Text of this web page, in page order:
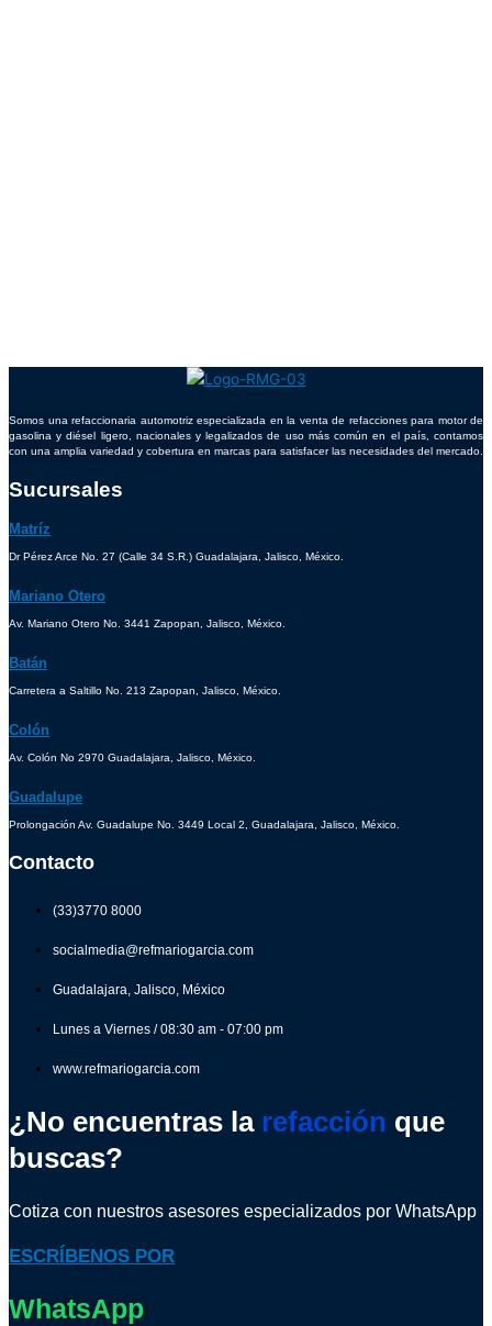
Somos una refaccionaria automotriz especializada en la venta de refacciones para motor de
gasolina y diésel ligero, nacionales y legalizados de uso más común en el país, contamos
con una amplia variedad y cobertura en marcas para satisfacer las necesidades del mercado.
Sucursales
Matríz
Dr Pérez Arce No. 27 (Calle 34 S.R.) Guadalajara, Jalisco, México.
Mariano Otero
Av. Mariano Otero No. 3441 Zapopan, Jalisco, México.
Batán
Carretera a Saltillo No. 213 Zapopan, Jalisco, México.
Colón
Av. Colón No 2970 Guadalajara, Jalisco, México.
Guadalupe
Prolongación Av. Guadalupe No. 3449 Local 2, Guadalajara, Jalisco, México.
Contacto
(33)3770 8000
socialmedia@refmariogarcia.com
Guadalajara, Jalisco, México
Lunes a Viernes / 08:30 am - 07:00 pm
www.refmariogarcia.com
¿No encuentras la refacción que
buscas?
Cotiza con nuestros asesores especializados por WhatsApp
ESCRÍBENOS POR
WhatsApp